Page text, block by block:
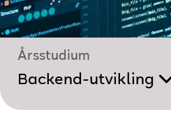
Årsstudium
Backend-utvikling